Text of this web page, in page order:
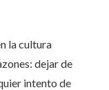
la cultura
dejar de
intento de